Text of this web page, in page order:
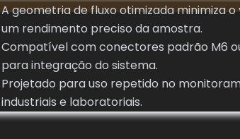
A geometria de fluxo otimizada minimiza
um rendimento preciso da amostra.
Compatível com conectores padrão M6
para integração do sistema.
Projetado para uso repetido no
industriais e laboratoriais.